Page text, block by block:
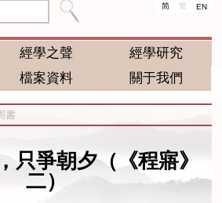
简 繁 EN
經學之聲
經學研究
檔案資料 關于我們
書
只爭朝夕（《程寤》
二）